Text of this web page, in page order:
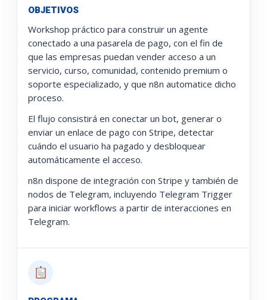
OBJETIVOS
Workshop práctico para construir un agente
conectado a una pasarela de pago, con el fin de
que las empresas puedan vender acceso a un
servicio, curso, comunidad, contenido premium o
soporte especializado, y que n8n automatice dicho
proceso.
El flujo consistirá en conectar un bot, generar o
enviar un enlace de pago con Stripe, detectar
cuándo el usuario ha pagado y desbloquear
automáticamente el acceso.
n8n dispone de integración con Stripe y también de
nodos de Telegram, incluyendo Telegram Trigger
para iniciar workflows a partir de interacciones en
Telegram.